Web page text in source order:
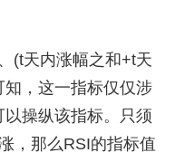
天内涨幅之和+t天
，这一指标仅仅涉
操纵该指标。只须
，那么RSI的指标值